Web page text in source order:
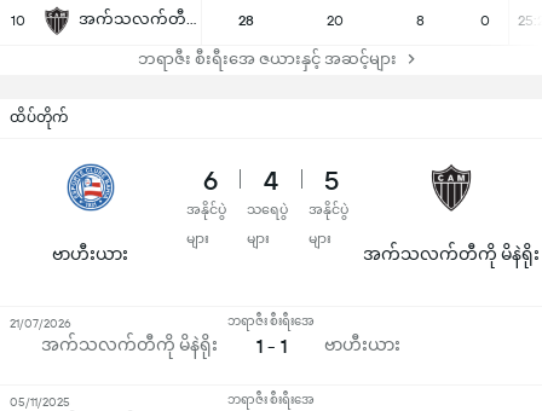
10 အက်သလက်တီကို မိနဲရိုး 28 20 8 0
ဘရာဇီး စီးရီးအေ ဇယားနှင့် အဆင့်များ
ထိပ်တိုက်
ဗာဟီးယား
6
အနိုင်ပွဲ
များ
4
သရေပွဲ
များ
5
အနိုင်ပွဲ
များ
အက်သလက်တီကို မိနဲရိုး
အက်သလက်တီကို မိနဲရိုး
ဘရာဇီး စီးရီးအေ
1 - 1 ဗာဟီးယား
21/07/2026
ဘရာဇီး စီးရီးအေ
05/11/2025